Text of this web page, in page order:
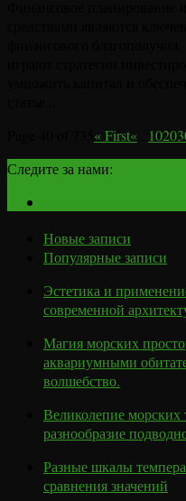
« First« 1020
Следите за нами:
Новые записи
Популярные записи
Эстетика и
современной
Магия морских
аквариумными
волшебство.
Великолепие
разнообразие
Разные шкалы
сравнения значений